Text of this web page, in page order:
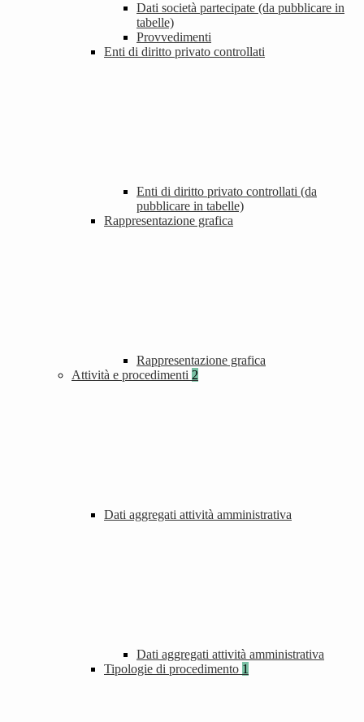
Dati società partecipate (da pubblicare in
tabelle)
Provvedimenti
Enti di diritto privato controllati
Enti di diritto privato controllati (da
pubblicare in tabelle)
Rappresentazione grafica
Rappresentazione grafica
Attività e procedimenti 2
Dati aggregati attività amministrativa
Dati aggregati attività amministrativa
Tipologie di procedimento 1